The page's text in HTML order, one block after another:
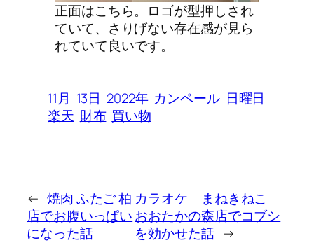
正面はこちら。ロゴが型押しされ
ていて、さりげない存在感が見ら
れていて良いです。
11月 13日 2022年 カンペール 日曜日
楽天 財布 買い物
← 焼肉 ふたご 柏
店でお腹いっぱい
になった話
カラオケ まねきねこ
おおたかの森店でコブシ
を効かせた話 →